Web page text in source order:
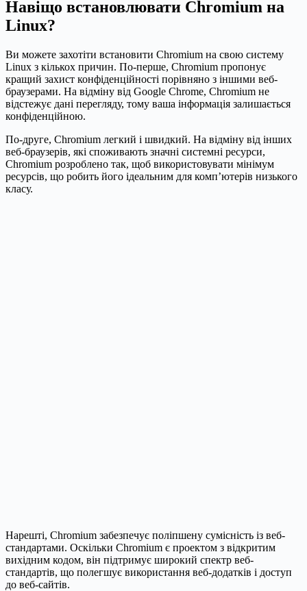
Навіщо встановлювати Chromium на
Linux?
Ви можете захотіти встановити Chromium на свою систему
Linux з кількох причин. По-перше, Chromium пропонує
кращий захист конфіденційності порівняно з іншими веб-
браузерами. На відміну від Google Chrome, Chromium не
відстежує дані перегляду, тому ваша інформація залишається
конфіденційною.
По-друге, Chromium легкий і швидкий. На відміну від інших
веб-браузерів, які споживають значні системні ресурси,
Chromium розроблено так, щоб використовувати мінімум
ресурсів, що робить його ідеальним для комп’ютерів низького
класу.
Нарешті, Chromium забезпечує поліпшену сумісність із веб-
стандартами. Оскільки Chromium є проектом з відкритим
вихідним кодом, він підтримує широкий спектр веб-
стандартів, що полегшує використання веб-додатків і доступ
до веб-сайтів.